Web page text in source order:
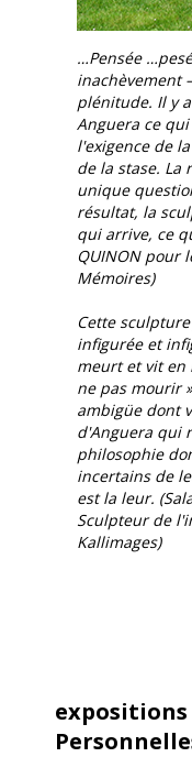
…Pensée
inachèvement
plénitude. Il y
Anguera ce
l'exigence de
de la stase. La
unique
résultat, la
qui arrive, ce
QUINON pour
Mémoires)
Cette
infigurée et
meurt et vit en
ne pas mourir
ambigüe dont
d'Anguera qui
philosophie
incertains de
est la leur.
Sculpteur de
Kallimages)
expositions